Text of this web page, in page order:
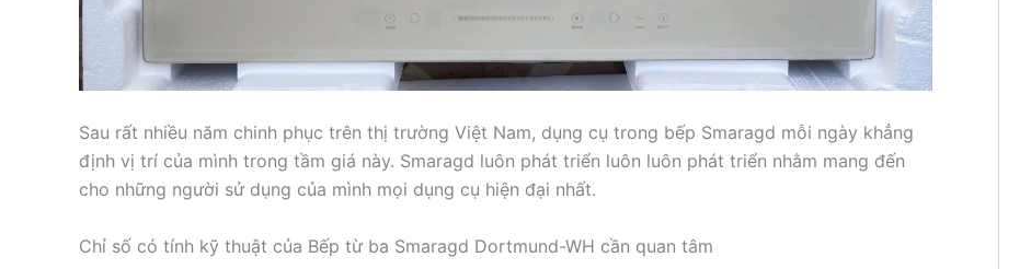
Sau rất nhiều năm chinh phục trên thị trường Việt Nam, dụng cụ trong bếp Smaragd mỗi ngày khẳng
định vị trí của mình trong tầm giá này. Smaragd luôn phát triển luôn luôn phát triển nhằm mang đến
cho những người sử dụng của mình mọi dụng cụ hiện đại nhất.
Chỉ số có tính kỹ thuật của Bếp từ ba Smaragd Dortmund-WH cần quan tâm